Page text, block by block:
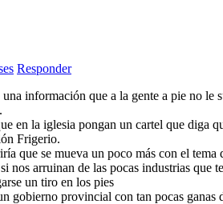
Responder
información que a la gente a pie no le
en la iglesia pongan un cartel que diga
Frigerio.
que se mueva un poco más con el
nos arruinan de las pocas industrias que
un tiro en los pies
gobierno provincial con tan pocas ganas